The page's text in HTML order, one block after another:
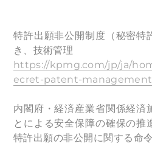
特許出願非公開制度（秘密特
き、技術管理
https://kpmg.com/jp/ja/
ecret-patent-
内閣府・経済産業省関係経済
とによる安全保障の確保の推
特許出願の非公開に関する命